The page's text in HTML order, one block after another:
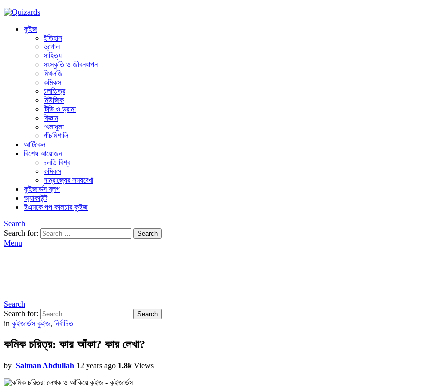
কুইজ
ইতিহাস
ভূগোল
সাহিত্য
সংস্কৃতি ও জীবনযাপন
মিথলজি
কমিকস
চলচ্চিত্র
মিউজিক
টিভি ও ড্রামা
বিজ্ঞান
খেলাধুলা
পাঁচমিশালি
আর্টিকেল
বিশেষ আয়োজন
চলতি বিশ্ব
কমিকস
সাম্রাজ্যের সময়রেখা
কুইজার্ডস ব্লগ
অ্যাকাউন্ট
ইএমকে পপ কালচার কুইজ
Search
Search for:
Search
Menu
Search
Search for:
Search
in কুইজার্ডস কুইজ, নির্বাচিত
কমিক চরিত্র: কার আঁকা? কার লেখা?
by Salman Abdullah 12 years ago 1.8k Views